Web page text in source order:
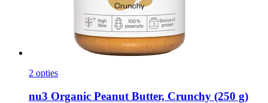
2 opties
nu3 Organic Peanut Butter, Crunchy (250 g)